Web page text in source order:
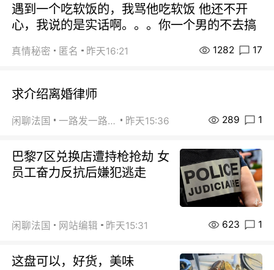
遇到一个吃软饭的，我骂他吃软饭 他还不开
心，我说的是实话啊。。。你一个男的不去搞
真情秘密 匿名 昨天16:21 1282 17
求介绍离婚律师
闲聊法国 一路发一路发 昨天15:36 289 1
巴黎7区兑换店遭持枪抢劫 女
员工奋力反抗后嫌犯逃走
闲聊法国 网站编辑 昨天15:31 623 1
这盘可以，好货，美味